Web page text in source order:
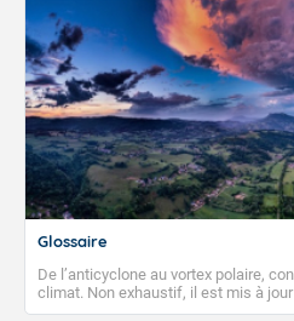
Glossaire
De l’anticyclone au vortex polaire,
climat. Non exhaustif, il est mis à
publications. Vous y trouverez